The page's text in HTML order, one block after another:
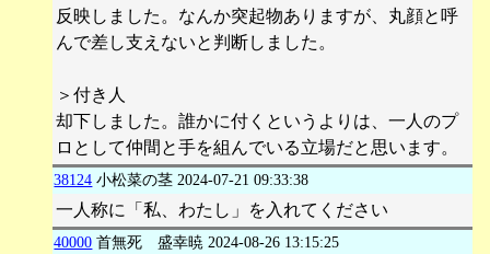
反映しました。なんか突起物ありますが、丸顔と呼
んで差し支えないと判断しました。
＞付き人
却下しました。誰かに付くというよりは、一人のプ
ロとして仲間と手を組んでいる立場だと思います。
38124 小松菜の茎 2024-07-21 09:33:38
一人称に「私、わたし」を入れてください
40000 首無死 盛幸暁 2024-08-26 13:15:25